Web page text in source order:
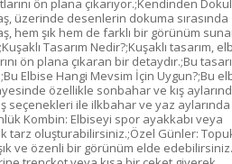
ön plana çıkarıyor.;Kendinden
üzerinde desenlerin dokuma sırasında
hem şık hem de farklı bir görünüm
Tasarım Nedir?;Kuşaklı tasarım,
ön plana çıkaran bir detaydır.;Bu
Elbise Hangi Mevsim İçin Uygun?;Bu
özellikle sonbahar ve kış
seçenekleri ile ilkbahar ve yaz
Kombin: Elbiseyi spor ayakkabı veya
tarz oluşturabilirsiniz.;Özel Günler:
ve özenli bir görünüm elde